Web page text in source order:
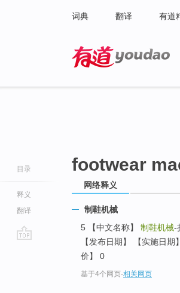
词典 翻译 有道
目录
释义
翻译
footwear
网络释义
制鞋机械
5 【中文名称】 制鞋机械-
【发布日期】 【实施日
价】 0
基于4个网页-相关网页